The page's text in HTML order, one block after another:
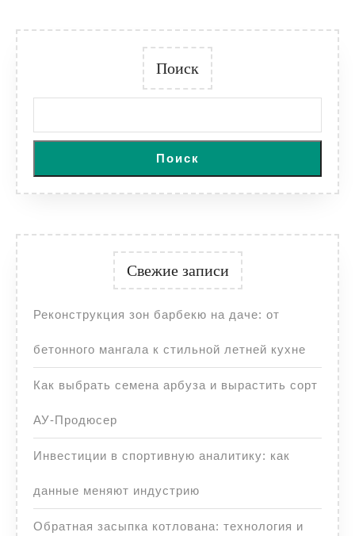
Поиск
Поиск
Свежие записи
Реконструкция зон барбекю на даче: от
бетонного мангала к стильной летней кухне
Как выбрать семена арбуза и вырастить сорт
АУ-Продюсер
Инвестиции в спортивную аналитику: как
данные меняют индустрию
Обратная засыпка котлована: технология и